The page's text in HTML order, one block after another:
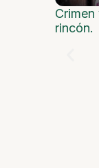
rincón.